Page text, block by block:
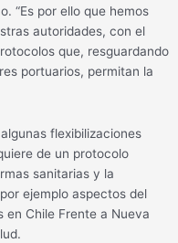
“Es por ello que hemos
autoridades, con el
que, resguardando
portuarios, permitan la
flexibilizaciones
de un protocolo
sanitarias y la
ejemplo aspectos del
en Chile Frente a Nueva